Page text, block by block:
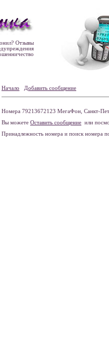
Отзывы
Начало Добавить сообщение
Номера 79213672123 МегаФон, Санкт-
Вы можете Оставить сообщение или
Принадлежность номера и поиск номера